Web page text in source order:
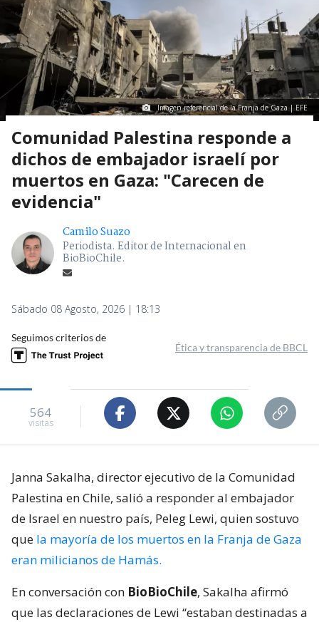
Imagen referencial de la Franja de Gaza | EFE
Comunidad Palestina responde a
dichos de embajador israelí por
muertos en Gaza: "Carecen de
evidencia"
Camilo Suazo
Periodista. Editor de Internacional en
BioBioChile.
Sábado 08 Agosto, 2026 | 18:13
Seguimos criterios de
Ética y transparencia de BBCL
564
visitas
Janna Sakalha, director ejecutivo de la Comunidad
Palestina en Chile, salió a responder al embajador
de Israel en nuestro país, Peleg Lewi, quien sostuvo
que la mayoría de los muertos en la Franja de Gaza
eran milicianos de Hamás.
En conversación con BioBioChile, Sakalha afirmó
que las declaraciones de Lewi “estaban destinadas a